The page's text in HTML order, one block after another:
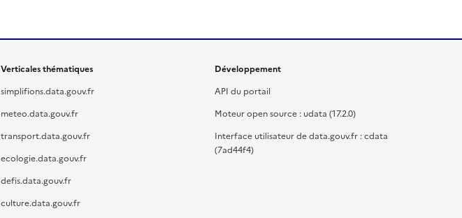
Verticales thématiques
simplifions.data.gouv.fr
meteo.data.gouv.fr
transport.data.gouv.fr
ecologie.data.gouv.fr
defis.data.gouv.fr
culture.data.gouv.fr
Développement
API du portail
Moteur open source : udata (17.2.0)
Interface utilisateur de data.gouv.fr : cdata
(7ad44f4)